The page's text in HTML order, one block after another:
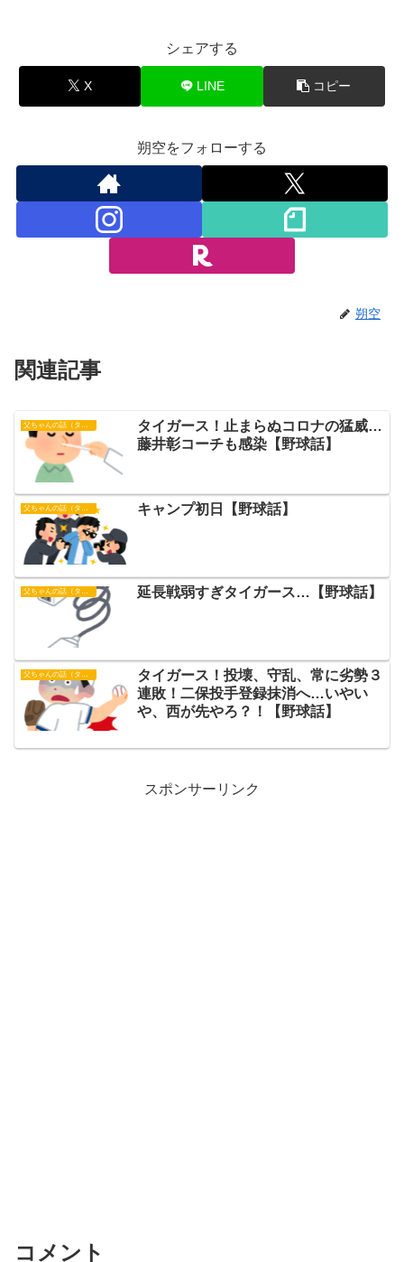
シェアする
X LINE コピー
朔空をフォローする
朔空
関連記事
父ちゃんの話（タイガース）
タイガース！止まらぬコロナの猛威…
藤井彰コーチも感染【野球話】
父ちゃんの話（タイガース） キャンプ初日【野球話】
父ちゃんの話（タイガース） 延長戦弱すぎタイガース…【野球話】
タイガース！投壊、守乱、常に劣勢３
連敗！二保投手登録抹消へ…いやい
や、西が先やろ？！【野球話】
スポンサーリンク
コメント